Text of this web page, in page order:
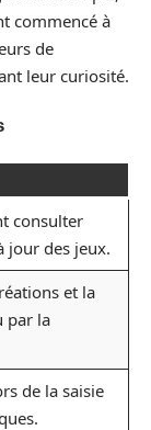
commencé à
de
leur curiosité.
consulter
jour des jeux.
et la
par la
de la saisie